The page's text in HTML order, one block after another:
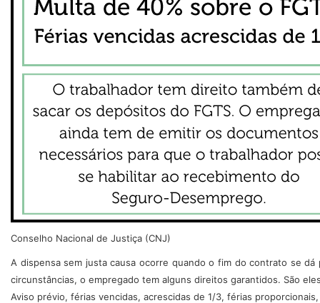
Conselho Nacional de Justiça (CNJ)
A dispensa sem justa causa ocorre quando o fim do contrato se
circunstâncias, o empregado tem alguns direitos garantidos. São
Aviso prévio, férias vencidas, acrescidas de 1/3, férias